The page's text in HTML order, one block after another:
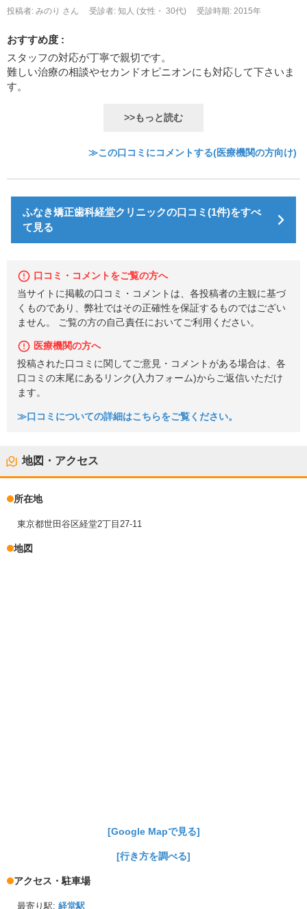
投稿者: みのり さん
受診者: 知人 (女性・ 30代) 受診時期: 2015年
おすすめ度 :
スタッフの対応が丁寧で親切です。
難しい治療の相談やセカンドオピニオンにも対応して下さいま
す。
>>もっと読む
≫この口コミにコメントする(医療機関の方向け)
ふなき矯正歯科経堂クリニックの口コミ(1件)をすべ
て見る
口コミ・コメントをご覧の方へ
当サイトに掲載の口コミ・コメントは、各投稿者の主観に基づ
くものであり、弊社ではその正確性を保証するものではござい
ません。 ご覧の方の自己責任においてご利用ください。
医療機関の方へ
投稿された口コミに関してご意見・コメントがある場合は、各
口コミの末尾にあるリンク(入力フォーム)からご返信いただけ
ます。
≫口コミについての詳細はこちらをご覧ください。
地図・アクセス
所在地
東京都世田谷区経堂2丁目27-11
地図
[Google Mapで見る]
[行き方を調べる]
アクセス・駐車場
最寄り駅: 経堂駅